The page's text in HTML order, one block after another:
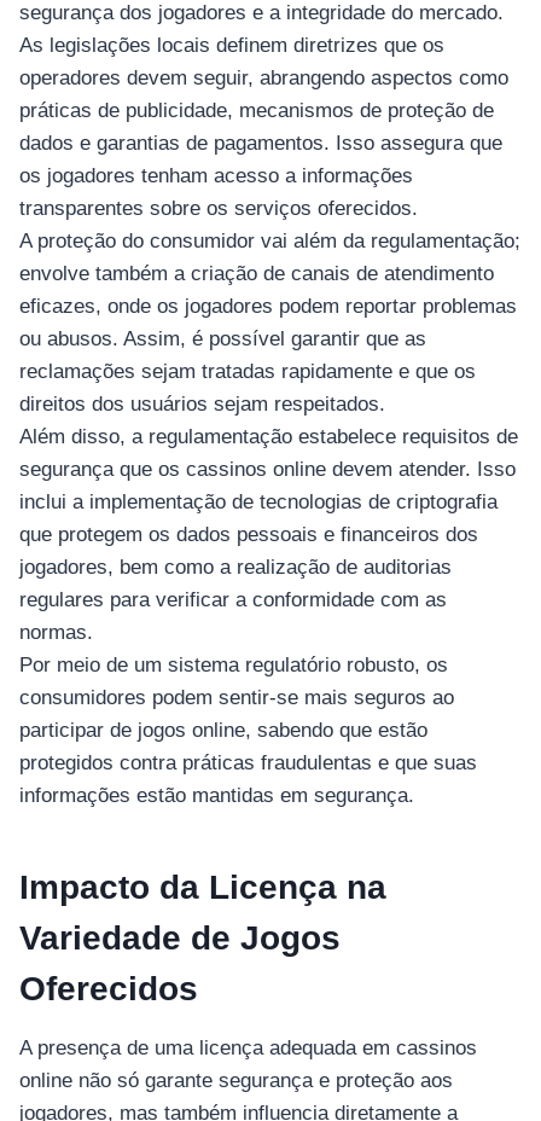
segurança dos jogadores e a integridade do mercado.
As legislações locais definem diretrizes que os
operadores devem seguir, abrangendo aspectos como
práticas de publicidade, mecanismos de proteção de
dados e garantias de pagamentos. Isso assegura que
os jogadores tenham acesso a informações
transparentes sobre os serviços oferecidos.
A proteção do consumidor vai além da regulamentação;
envolve também a criação de canais de atendimento
eficazes, onde os jogadores podem reportar problemas
ou abusos. Assim, é possível garantir que as
reclamações sejam tratadas rapidamente e que os
direitos dos usuários sejam respeitados.
Além disso, a regulamentação estabelece requisitos de
segurança que os cassinos online devem atender. Isso
inclui a implementação de tecnologias de criptografia
que protegem os dados pessoais e financeiros dos
jogadores, bem como a realização de auditorias
regulares para verificar a conformidade com as
normas.
Por meio de um sistema regulatório robusto, os
consumidores podem sentir-se mais seguros ao
participar de jogos online, sabendo que estão
protegidos contra práticas fraudulentas e que suas
informações estão mantidas em segurança.
Impacto da Licença na
Variedade de Jogos
Oferecidos
A presença de uma licença adequada em cassinos
online não só garante segurança e proteção aos
jogadores, mas também influencia diretamente a